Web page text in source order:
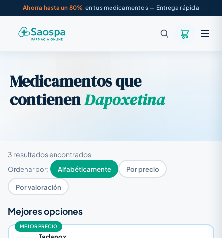
Ahorra hasta un 80% en tus medicamentos — Entrega rápida
Medicamentos que
contienenDapoxetina
3 resultados encontrados
Ordenar por: Alfabéticamente Por precio
Por valoración
Mejores opciones
MEJOR PRECIO
Tadapox